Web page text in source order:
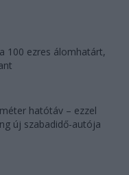
100 ezres álomhatárt,
hatótáv – ezzel
új szabadidő-autója